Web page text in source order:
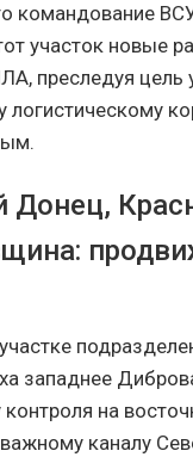
командование
участок новые
преследуя цель
логистическому
Донец,
западнее
на
важному каналу